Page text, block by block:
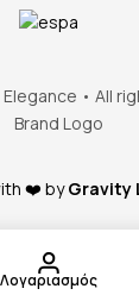
• All
❤️ byGravity
Λογαριασμός